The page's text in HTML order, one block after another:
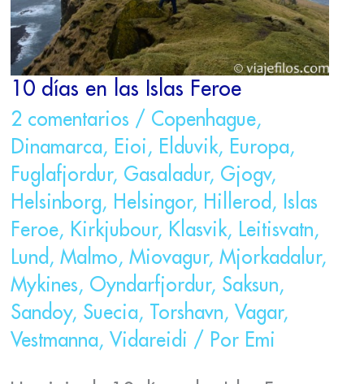
10 días en las Islas Feroe
2 comentarios / Copenhague,
Dinamarca, Eioi, Elduvik, Europa,
Fuglafjordur, Gasaladur, Gjogv,
Helsinborg, Helsingor, Hillerod , Islas
Feroe, Kirkjubour, Klasvik, Leitisvatn,
Lund , Malmo, Miovagur, Mjorkadalur,
Mykines, Oyndarfjordur, Saksun,
Sandoy, Suecia, Torshavn, Vagar,
Vestmanna, Vidareidi / Por Emi